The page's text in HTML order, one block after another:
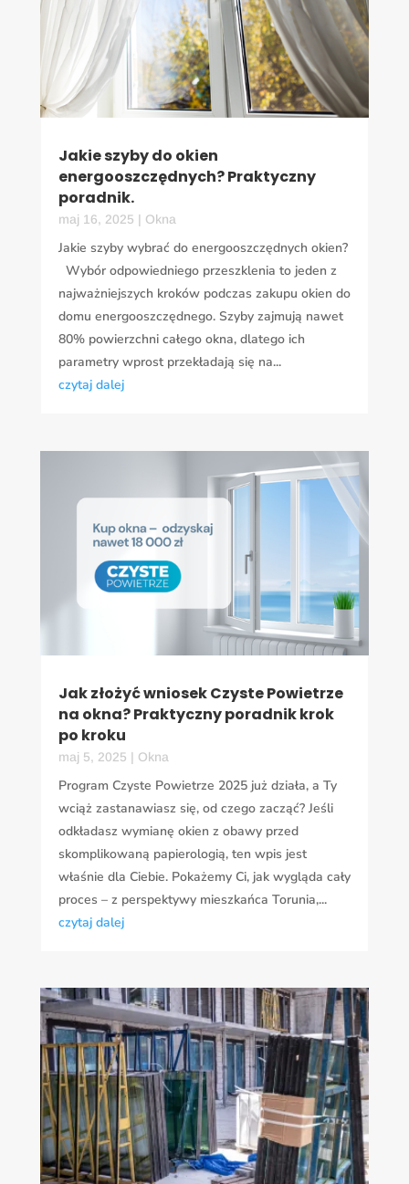
Jakie szyby do okien
energooszczędnych? Praktyczny
poradnik.
maj 16, 2025 | Okna
Jakie szyby wybrać do energooszczędnych okien?
Wybór odpowiedniego przeszklenia to jeden z
najważniejszych kroków podczas zakupu okien do
domu energooszczędnego. Szyby zajmują nawet
80% powierzchni całego okna, dlatego ich
parametry wprost przekładają się na...
czytaj dalej
Jak złożyć wniosek Czyste Powietrze
na okna? Praktyczny poradnik krok
po kroku
maj 5, 2025 | Okna
Program Czyste Powietrze 2025 już działa, a Ty
wciąż zastanawiasz się, od czego zacząć? Jeśli
odkładasz wymianę okien z obawy przed
skomplikowaną papierologią, ten wpis jest
właśnie dla Ciebie. Pokażemy Ci, jak wygląda cały
proces – z perspektywy mieszkańca Torunia,...
czytaj dalej